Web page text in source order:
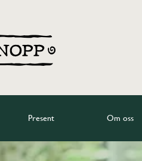
Present Om oss